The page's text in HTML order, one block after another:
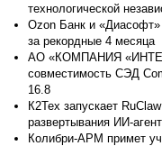
технологической
Ozon Банк и
за рекордные 4 месяца
АО «КОМПАНИЯ
совместимость СЭД
16.8
К2Тех запускает
развертывания ИИ-
Колибри-АРМ примет